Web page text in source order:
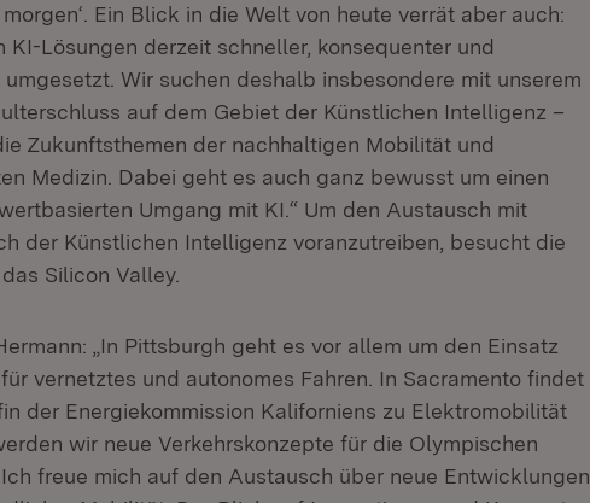
Ein Blick in die Welt von heute verrät aber auch:
KI-Lösungen derzeit schneller, konsequenter und
Wir suchen deshalb insbesondere mit unserem
auf dem Gebiet der Künstlichen Intelligenz –
Zukunftsthemen der nachhaltigen Mobilität und
Medizin. Dabei geht es auch ganz bewusst um einen
Umgang mit KI.“ Um den Austausch mit
der Künstlichen Intelligenz voranzutreiben, besucht die
Silicon Valley.
„In Pittsburgh geht es vor allem um den Einsatz
vernetztes und autonomes Fahren. In Sacramento findet
der Energiekommission Kaliforniens zu Elektromobilität
wir neue Verkehrskonzepte für die Olympischen
freue mich auf den Austausch über neue Entwicklungen